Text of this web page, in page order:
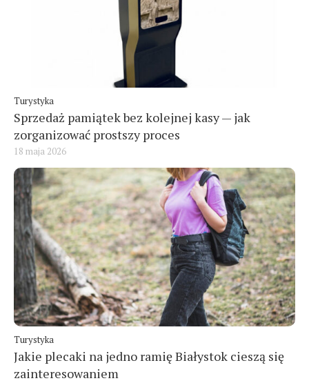
Turystyka
Sprzedaż pamiątek bez kolejnej kasy — jak
zorganizować prostszy proces
18 maja 2026
Turystyka
Jakie plecaki na jedno ramię Białystok cieszą się
zainteresowaniem